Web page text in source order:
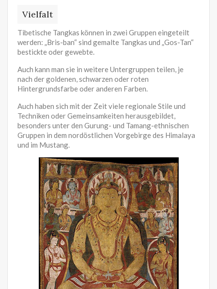
Vielfalt
Tibetische Tangkas können in zwei Gruppen eingeteilt
werden: „Bris-ban“ sind gemalte Tangkas und „Gos-Tan“
bestickte oder gewebte.
Auch kann man sie in weitere Untergruppen teilen, je
nach der goldenen, schwarzen oder roten
Hintergrundsfarbe oder anderen Farben.
Auch haben sich mit der Zeit viele regionale Stile und
Techniken oder Gemeinsamkeiten herausgebildet,
besonders unter den Gurung- und Tamang-ethnischen
Gruppen in dem nordöstlichen Vorgebirge des Himalaya
und im Mustang.